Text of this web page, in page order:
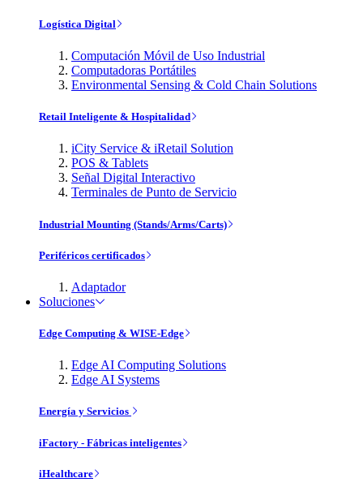
Logística Digital
Computación Móvil de Uso Industrial
Computadoras Portátiles
Environmental Sensing & Cold Chain Solutions
Retail Inteligente & Hospitalidad
iCity Service & iRetail Solution
POS & Tablets
Señal Digital Interactivo
Terminales de Punto de Servicio
Industrial Mounting (Stands/Arms/Carts)
Periféricos certificados
Adaptador
Soluciones
Edge Computing & WISE-Edge
Edge AI Computing Solutions
Edge AI Systems
Energía y Servicios
iFactory - Fábricas inteligentes
iHealthcare